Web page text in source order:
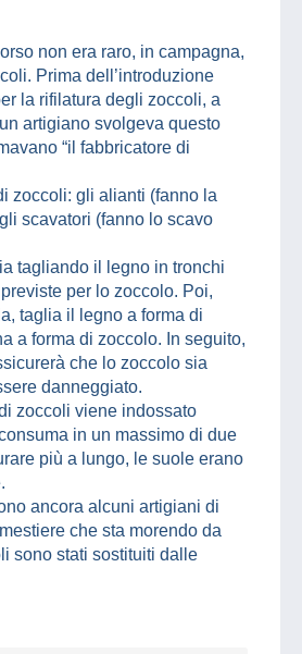
non era raro, in campagna,
Prima dell’introduzione
la rifilatura degli zoccoli, a
artigiano svolgeva questo
“il fabbricatore di
zoccoli: gli alianti (fanno la
scavatori (fanno lo scavo
tagliando il legno in tronchi
per lo zoccolo. Poi,
taglia il legno a forma di
a forma di zoccolo. In seguito,
che lo zoccolo sia
danneggiato.
zoccoli viene indossato
in un massimo di due
più a lungo, le suole erano
ancora alcuni artigiani di
che sta morendo da
sono stati sostituiti dalle